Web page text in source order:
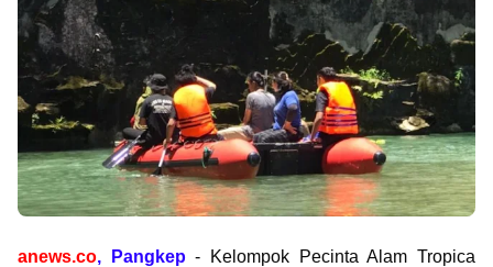
anews.co, Pangkep- Kelompok Pecinta Alam Tropica